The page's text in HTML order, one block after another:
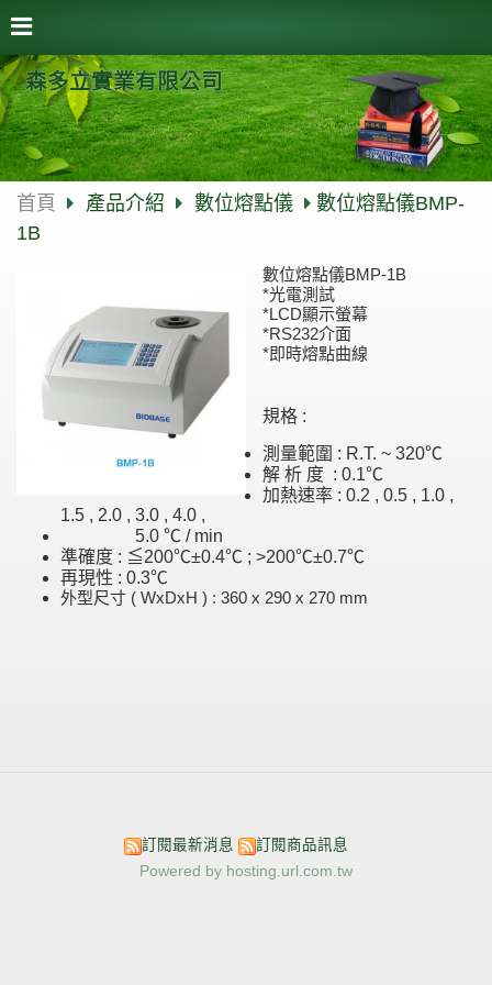
森多立實業有限公司
首頁 產品介紹 數位熔點儀
數位熔點儀BMP-
1B
數位熔點儀BMP-1B
*光電測試
*LCD顯示螢幕
*RS232介面
*即時熔點曲線
規格 :
測量範圍 : R.T. ~ 320℃
解 析 度 : 0.1℃
加熱速率 : 0.2 , 0.5 , 1.0 ,
1.5 , 2.0 , 3.0 , 4.0 ,
5.0 ℃ / min
準確度 : ≦200℃±0.4℃ ; >200℃±0.7℃
再現性 : 0.3℃
外型尺寸 ( WxDxH ) : 360 x 290 x 270 mm
訂閱最新消息
訂閱商品訊息
Powered by hosting.url.com.tw